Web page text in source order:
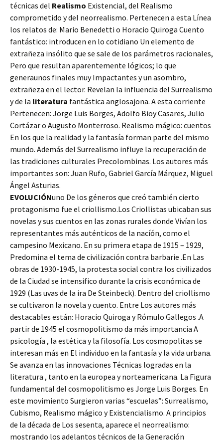
técnicas del Realismo Existencial, del Realismo
comprometido y del neorrealismo. Pertenecen a esta Línea
los relatos de: Mario Benedetti o Horacio Quiroga Cuento
fantástico: introducen en lo cotidiano Un elemento de
extrañeza insólito que se sale de los parámetros racionales,
Pero que resultan aparentemente lógicos; lo que
generaunos finales muy Impactantes y un asombro,
extrañeza en el lector. Revelan la influencia del Surrealismo
y de la literatura fantástica anglosajona. A esta corriente
Pertenecen: Jorge Luis Borges, Adolfo Bioy Casares, Julio
Cortázar o Augusto Monterroso. Realismo mágico: cuentos
En los que la realidad y la fantasía forman parte del mismo
mundo. Además del Surrealismo influye la recuperación de
las tradiciones culturales Precolombinas. Los autores más
importantes son: Juan Rufo, Gabriel García Márquez, Miguel
Ángel Asturias.
EVOLUCIÓNuno De los géneros que creó también cierto
protagonismo fue el criollismo.Los Criollistas ubicaban sus
novelas y sus cuentos en las zonas rurales donde Vivían los
representantes más auténticos de la nacíón, como el
campesino Mexicano. En su primera etapa de 1915 – 1929,
Predomina el tema de civilización contra barbarie .En Las
obras de 1930-1945, la protesta social contra los civilizados
de la Ciudad se intensifico durante la crisis económica de
1929 (Las uvas de la ira De Steinbeck). Dentro del criollismo
se cultivaron la novela y cuento. Entre Los autores más
destacables están: Horacio Quiroga y Rómulo Gallegos .A
partir de 1945 el cosmopolitismo da más importancia A
psicología , la estética y la filosofía. Los cosmopolitas se
interesan más en El individuo en la fantasía y la vida urbana.
Se avanza en las innovaciones Técnicas logradas en la
literatura , tanto en la europea y norteamericana. La Figura
fundamental del cosmopolitismo es Jorge Luis Borges. En
este movimiento Surgieron varias “escuelas”: Surrealismo,
Cubismo, Realismo mágico y Existencialismo. A principios
de la década de Los sesenta, aparece el neorrealismo:
mostrando los adelantos técnicos de la Generación